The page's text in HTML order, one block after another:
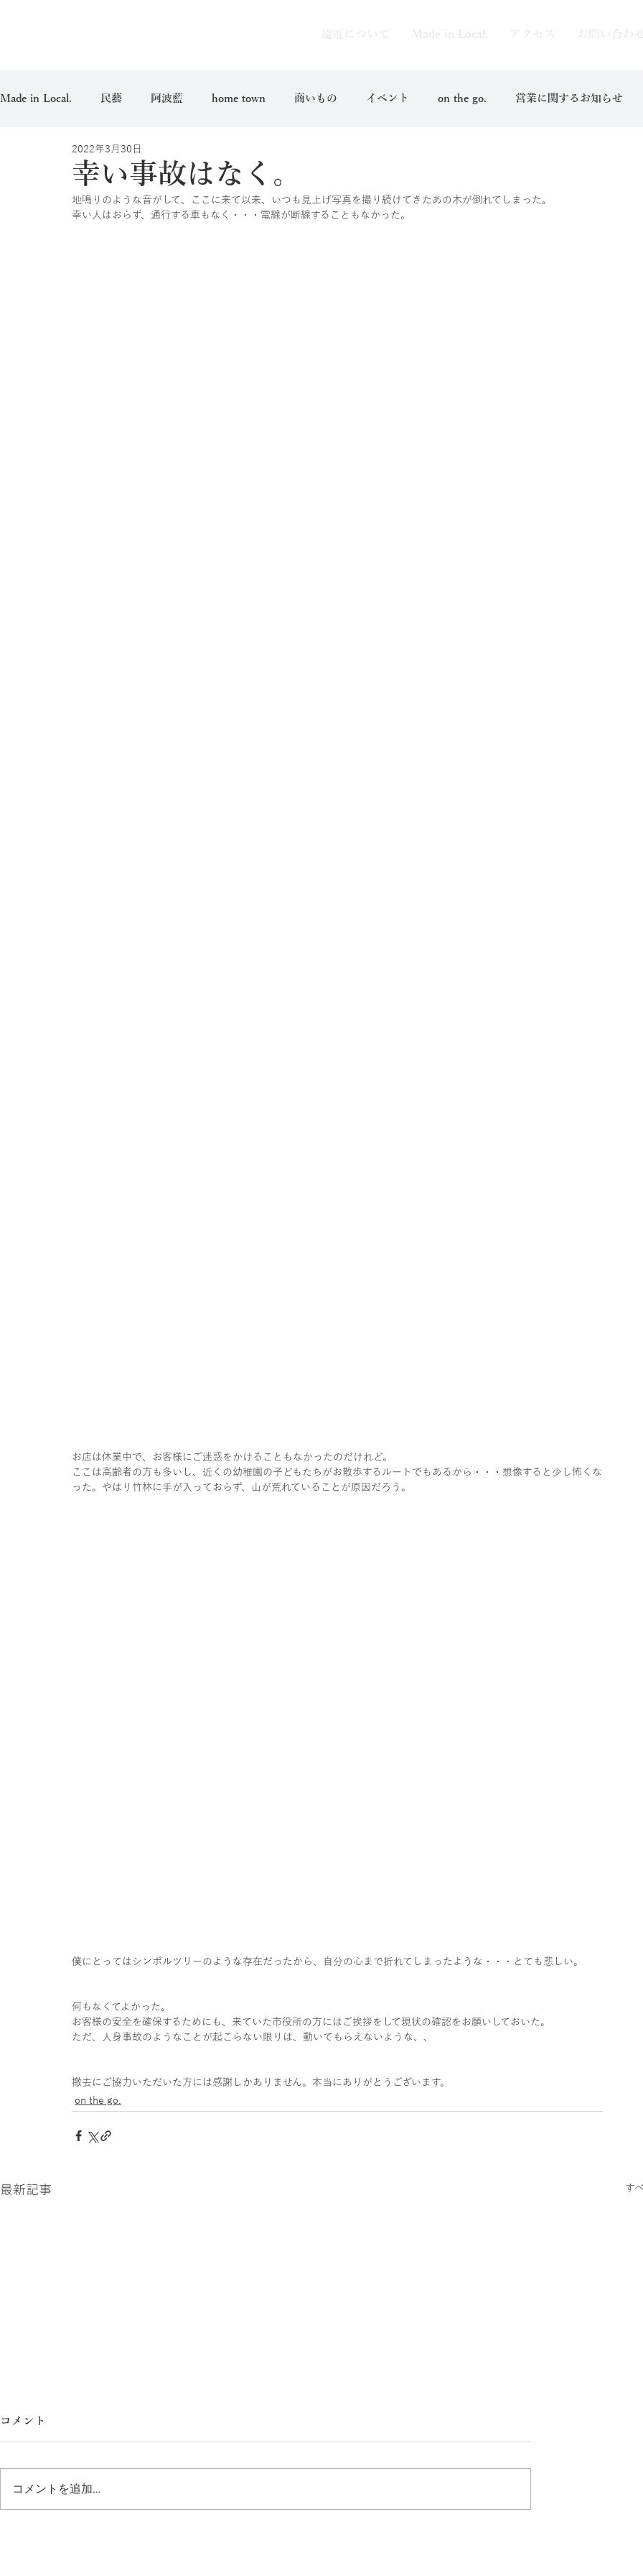
遠近について Made in Local. アクセス お問い合わ
Made in Local. 民藝 阿波藍 home town 商いもの イベント on the go. 営業に関するお知らせ
幸い事故はなく。
2022年3月30日
地鳴りのような音がして、ここに来て以来、いつも見上げ写真を撮り続けてきたあの木が倒れてしまった。
幸い人はおらず、通行する車もなく・・・電線が断線することもなかった。
お店は休業中で、お客様にご迷惑をかけることもなかったのだけれど。
ここは高齢者の方も多いし、近くの幼稚園の子どもたちがお散歩するルートでもあるから・・・想像すると少し怖くな
った。やはり竹林に手が入っておらず、山が荒れていることが原因だろう。
僕にとってはシンボルツリーのような存在だったから、自分の心まで折れてしまったような・・・とても悲しい。
何もなくてよかった。
お客様の安全を確保するためにも、来ていた市役所の方にはご挨拶をして現状の確認をお願いしておいた。
ただ、人身事故のようなことが起こらない限りは、動いてもらえないような、、
撤去にご協力いただいた方には感謝しかありません。本当にありがとうございます。
on the go.
最新記事 す
コメント
コメントを追加…